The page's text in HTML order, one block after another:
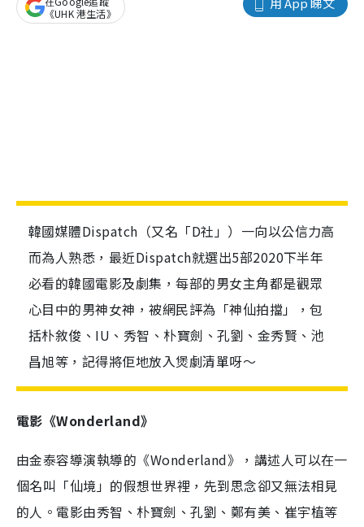
《UHK 港生活》
韓國媒體Dispatch（又名「D社」）一向以公信力高
而為人熟悉，最近Dispatch就選出5部2020下半年
必看的韓國電影及劇集，每部的男女主角都是觀眾
心目中的男神女神，被網民評為「神仙拍擋」，包
括朴敘俊、IU、秀智、朴寶劍、孔劉、金秀賢、池
昌旭等，記得將佢地放入煲劇清單呀～
電影《Wonderland》
由金泰容導演執導的《Wonderland》，講述人可以在一
個名叫「仙境」的假想世界裡，先到思念卻又無法相見
的人。電影由秀智、朴寶劍、孔劉、鄭有美、崔宇植等